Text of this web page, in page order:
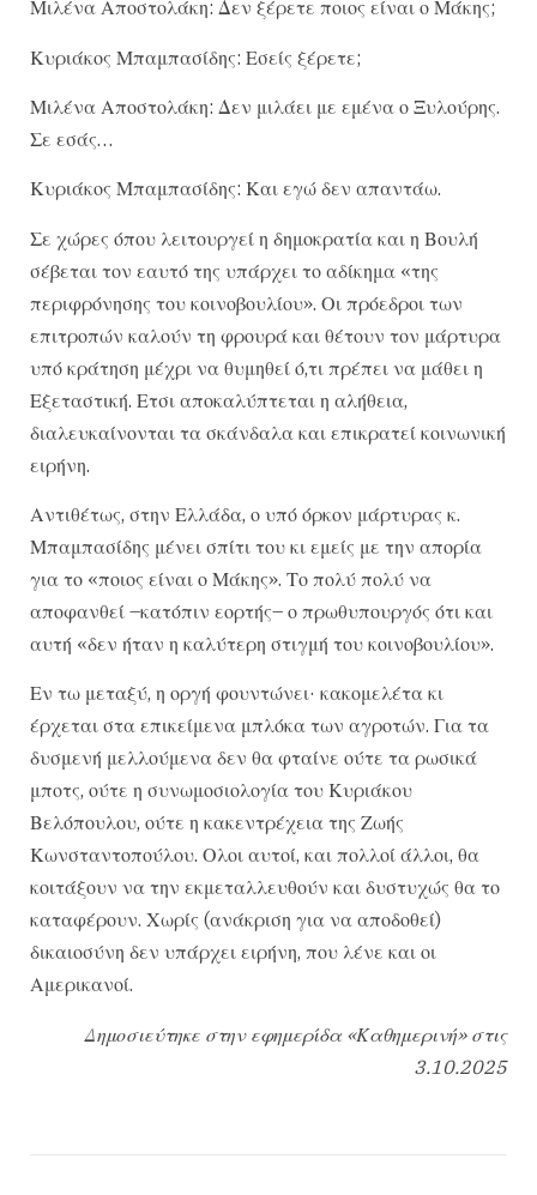
Μιλένα Αποστολάκη: Δεν ξέρετε ποιος είναι ο Μάκης;
Κυριάκος Μπαμπασίδης: Εσείς ξέρετε;
Μιλένα Αποστολάκη: Δεν μιλάει με εμένα ο Ξυλούρης.
Σε εσάς…
Κυριάκος Μπαμπασίδης: Και εγώ δεν απαντάω.
Σε χώρες όπου λειτουργεί η δημοκρατία και η Βουλή
σέβεται τον εαυτό της υπάρχει το αδίκημα «της
περιφρόνησης του κοινοβουλίου». Οι πρόεδροι των
επιτροπών καλούν τη φρουρά και θέτουν τον μάρτυρα
υπό κράτηση μέχρι να θυμηθεί ό,τι πρέπει να μάθει η
Εξεταστική. Ετσι αποκαλύπτεται η αλήθεια,
διαλευκαίνονται τα σκάνδαλα και επικρατεί κοινωνική
ειρήνη.
Αντιθέτως, στην Ελλάδα, ο υπό όρκον μάρτυρας κ.
Μπαμπασίδης μένει σπίτι του κι εμείς με την απορία
για το «ποιος είναι ο Μάκης». Το πολύ πολύ να
αποφανθεί –κατόπιν εορτής– ο πρωθυπουργός ότι και
αυτή «δεν ήταν η καλύτερη στιγμή του κοινοβουλίου».
Εν τω μεταξύ, η οργή φουντώνει· κακομελέτα κι
έρχεται στα επικείμενα μπλόκα των αγροτών. Για τα
δυσμενή μελλούμενα δεν θα φταίνε ούτε τα ρωσικά
μποτς, ούτε η συνωμοσιολογία του Κυριάκου
Βελόπουλου, ούτε η κακεντρέχεια της Ζωής
Κωνσταντοπούλου. Ολοι αυτοί, και πολλοί άλλοι, θα
κοιτάξουν να την εκμεταλλευθούν και δυστυχώς θα το
καταφέρουν. Χωρίς (ανάκριση για να αποδοθεί)
δικαιοσύνη δεν υπάρχει ειρήνη, που λένε και οι
Αμερικανοί.
Δημοσιεύτηκε στην εφημερίδα «Καθημερινή» στις
3.10.2025